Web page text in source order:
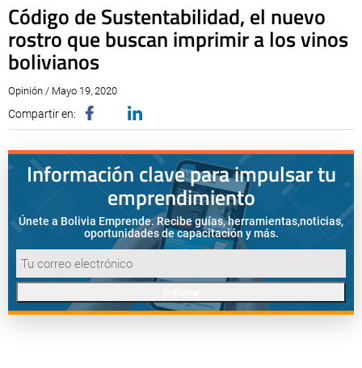
Código de Sustentabilidad, el nuevo
rostro que buscan imprimir a los vinos
bolivianos
Opinión / Mayo 19, 2020
Compartir en:
Información clave para impulsar tu
emprendimiento
Únete a Bolivia Emprende. Recibe guías, herramientas,noticias,
oportunidades de capacitación y más.